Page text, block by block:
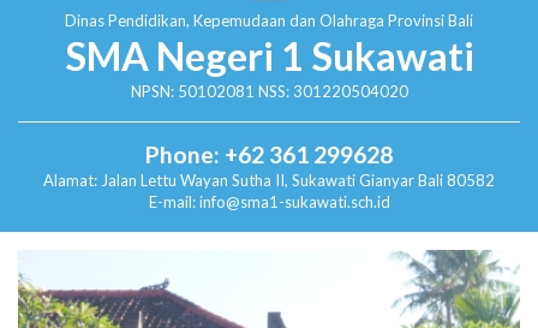
Dinas Pendidikan, Kepemudaan dan Olahraga Provinsi Bali
SMA Negeri 1 Sukawati
NPSN: 50102081 NSS: 301220504020
Phone: +62 361 299628
Alamat: Jalan Lettu Wayan Sutha II, SukawatiGianyar Bali 80582
E-mail: info@sma1-sukawati.sch.id